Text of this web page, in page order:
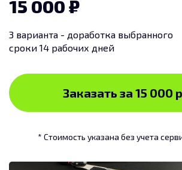
15 000
3 варианта - доработка выбранного
сроки 14 рабочих дней
Заказать за 15 000
* Стоимость указана без учета